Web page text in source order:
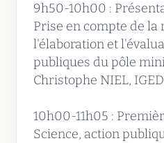
9h50-10h00 :
Prise en compte de la
l'élaboration et
publiques du pôle
Christophe NIEL,
10h00-11h05 :
Science, action